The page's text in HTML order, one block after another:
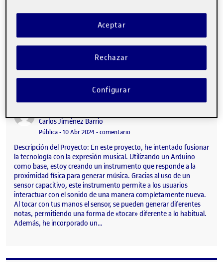
desarrollo inicial de mi proyecto de piano interactivo, diseñado
para enriquecer la experiencia educativa musical a través de
tecnología y accesibilidad. Este instrumento permite a usuarios
de todas las edades explorar la creación musical de manera
intuitiva, También incorporara varios sonidos para músicos mas
profesionales. Entrega de la actividad PEC3 …
Publicado por
Carlos Jiménez Barrio
Visibilidad:
Pública-Fecha de publicación
10 Abr 2024-comentario
Descripción del Proyecto: En este proyecto, he intentado fusionar
la tecnología con la expresión musical. Utilizando un Arduino
como base, estoy creando un instrumento que responde a la
proximidad física para generar música. Gracias al uso de un
sensor capacitivo, este instrumento permite a los usuarios
interactuar con el sonido de una manera completamente nueva.
Al tocar con tus manos el sensor, se pueden generar diferentes
notas, permitiendo una forma de «tocar» diferente a lo habitual.
Además, he incorporado un…
Rechazar
Aceptar
Configurar